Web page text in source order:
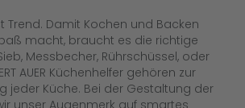
Trend. Damit Kochen und Backen
macht, braucht es die richtige
Messbecher, Rührschüssel, oder
AUER Küchenhelfer gehören zur
jeder Küche. Bei der Gestaltung der
unser Augenmerk auf smartes